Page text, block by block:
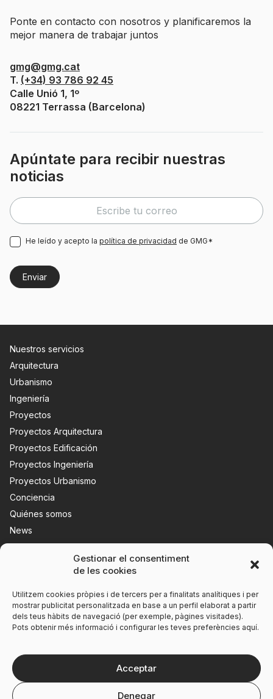
Gestionar el consentiment
de les cookies
Utilitzem cookies pròpies i de tercers per a finalitats analítiques i per
mostrar publicitat personalitzada en base a un perfil elaborat a partir
dels teus hàbits de navegació (per exemple, pàgines visitades).
Pots obtenir més informació i configurar les teves preferències aquí.
Acceptar
Denegar
Ponte en contacto con nosotros y planificaremos la
mejor manera de trabajar juntos
gmg@gmg.cat
T. (+34) 93 786 92 45
Calle Unió 1, 1º
08221 Terrassa (Barcelona)
Apúntate para recibir nuestras
noticias
He leído y acepto la política de privacidad de GMG*
Nuestros servicios
Arquitectura
Urbanismo
Ingeniería
Proyectos
Proyectos Arquitectura
Proyectos Edificación
Proyectos Ingeniería
Proyectos Urbanismo
Conciencia
Quiénes somos
News
Contacta con nosotros
Aviso legal